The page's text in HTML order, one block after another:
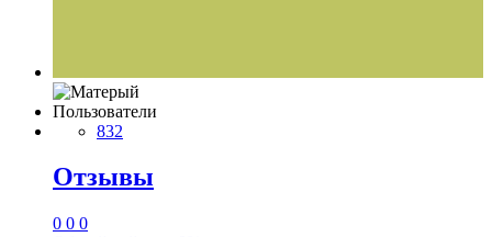
Пользователи
832
Отзывы
0 0 0